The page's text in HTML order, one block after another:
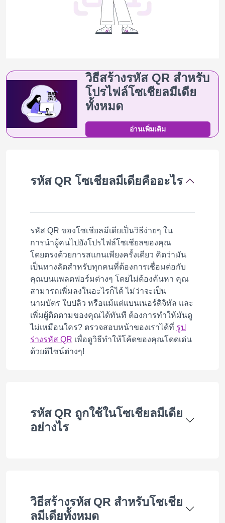
วิธีสร้างรหัส QR สำหรับ
โปรไฟล์โซเชียลมีเดีย
ทั้งหมด
อ่านเพิ่มเติม
รหัส QR โซเชียลมีเดียคืออะไร
รหัส QR ของโซเชียลมีเดียเป็นวิธีง่ายๆ ใน
การนำผู้คนไปยังโปรไฟล์โซเชียลของคุณ
โดยตรงด้วยการสแกนเพียงครั้งเดียว คิดว่ามัน
เป็นทางลัดสำหรับทุกคนที่ต้องการเชื่อมต่อกับ
คุณบนแพลตฟอร์มต่างๆ โดยไม่ต้องค้นหา คุณ
สามารถเพิ่มลงในอะไรก็ได้ ไม่ว่าจะเป็น
นามบัตร ใบปลิว หรือแม้แต่แบนเนอร์ดิจิทัล และ
เพิ่มผู้ติดตามของคุณได้ทันที ต้องการทำให้มันดู
ไม่เหมือนใคร? ตรวจสอบหน้าของเราได้ที่ รูป
ร่างรหัส QR เพื่อดูวิธีทำให้โค้ดของคุณโดดเด่น
ด้วยดีไซน์ต่างๆ!
รหัส QR ถูกใช้ในโซเชียลมีเดีย
อย่างไร
วิธีสร้างรหัส QR สำหรับโซเชีย
ลมีเดียทั้งหมด